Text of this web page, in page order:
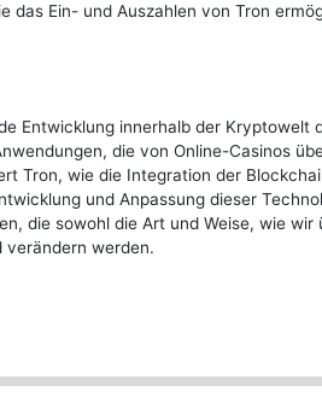
das Ein- und Auszahlen von Tron
Entwicklung innerhalb der Kryptowelt
die von Online-Casinos
Tron, wie die Integration der
und Anpassung dieser
die sowohl die Art und Weise, wie
verändern werden.